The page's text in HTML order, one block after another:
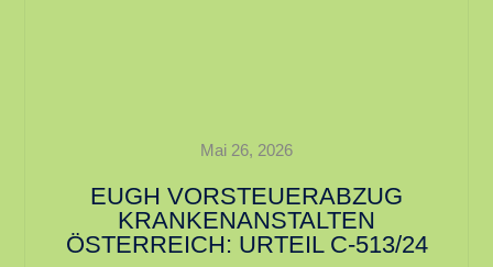
Mai 26, 2026
EUGH VORSTEUERABZUG
KRANKENANSTALTEN
ÖSTERREICH: URTEIL C‑513/24